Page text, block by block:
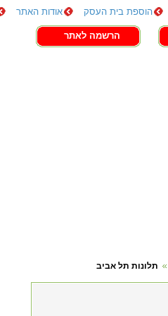
הוספת בית העסק אודות האתר
הרשמה לאתר
תלונות תל אביב